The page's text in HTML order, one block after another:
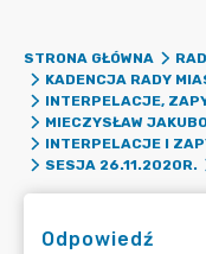
STRONA GŁÓWNA
KADENCJA RADY
INTERPELACJE,
MIECZYSŁAW
INTERPELACJE I
SESJA 26.11.2020R.
Odpowiedź